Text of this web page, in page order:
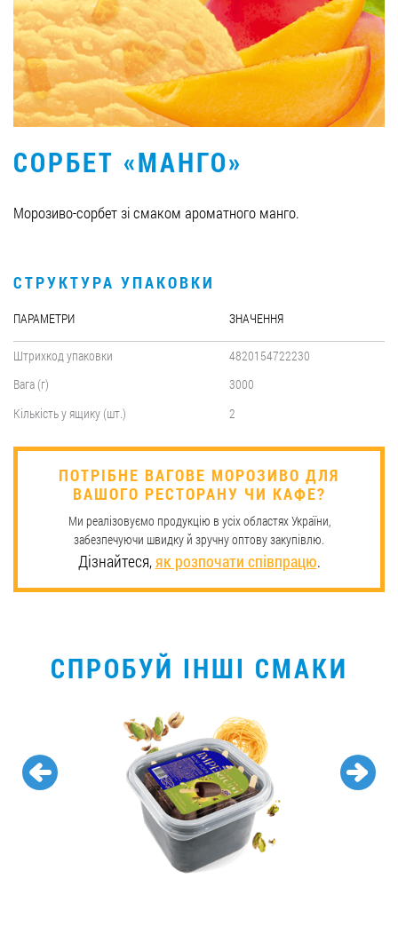
Вакансії
ЗАМОВИТИ ПРОДУКЦІЮ «РУДЬ»:
СТАТИ ПАРТНЕРОМ
0412 48 28 17
СОРБЕТ «МАНГО»
Морозиво-сорбет зі смаком ароматного манго.
СТРУКТУРА УПАКОВКИ
ПАРАМЕТРИ ЗНАЧЕННЯ
Штрихкод упаковки
4820154722230
Вага (г)
3000
Кількість у ящику (шт.)
2
​ПОТРІБНЕ ВАГОВЕ МОРОЗИВО ДЛЯ
ВАШОГО РЕСТОРАНУ ЧИ КАФЕ?
Ми реалізовуємо продукцію в усіх областях України,
забезпечуючи швидку й зручну оптову закупівлю.
Дізнайтеся,як розпочати співпрацю.
СПРОБУЙ ІНШІ СМАКИ